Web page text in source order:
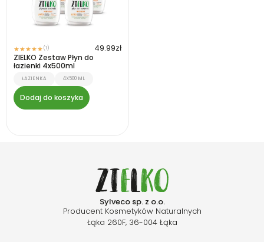
★★★★★(1) 49.99zł
ZIELKO Zestaw Płyn do
łazienki 4x500ml
ŁAZIENKA 4X500 ML
Dodaj do koszyka
Sylveco sp. z o.o.
Producent Kosmetyków Naturalnych
Łąka 260F, 36-004 Łąka